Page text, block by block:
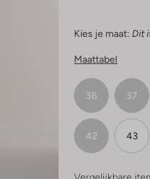
Kies je maat: Dit
Maattabel
36 37
42 43